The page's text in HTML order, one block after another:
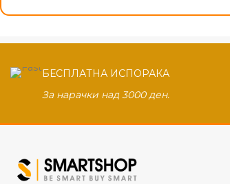
БЕСПЛАТНА ИСПОРАКА
За нарачки над 3000 ден.